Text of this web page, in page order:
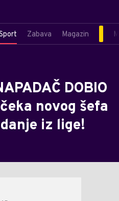
Zabava Magazin
DOBIO
novog šefa
iz lige!